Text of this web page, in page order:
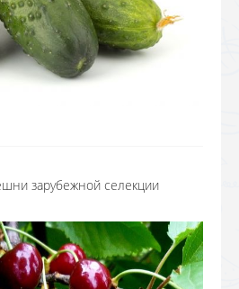
зарубежной селекции